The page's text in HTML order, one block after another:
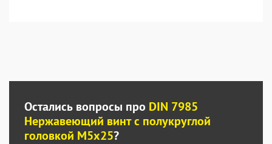
Остались вопросы про DIN 7985
Нержавеющий винт с полукруглой
головкой М5х25?